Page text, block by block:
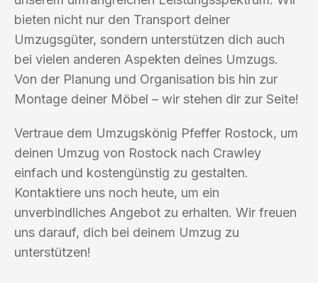
bieten nicht nur den Transport deiner
Umzugsgüter, sondern unterstützen dich auch
bei vielen anderen Aspekten deines Umzugs.
Von der Planung und Organisation bis hin zur
Montage deiner Möbel – wir stehen dir zur Seite!
Vertraue dem Umzugskönig Pfeffer Rostock, um
deinen Umzug von Rostock nach Crawley
einfach und kostengünstig zu gestalten.
Kontaktiere uns noch heute, um ein
unverbindliches Angebot zu erhalten. Wir freuen
uns darauf, dich bei deinem Umzug zu
unterstützen!